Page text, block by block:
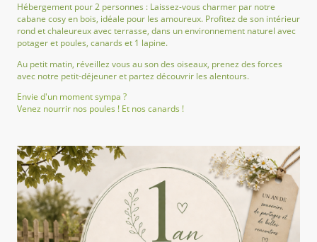
Hébergement pour 2 personnes : Laissez-vous charmer par notre
cabane cosy en bois, idéale pour les amoureux. Profitez de son intérieur
rond et chaleureux avec terrasse, dans un environnement naturel avec
potager et poules, canards et 1 lapine.
Au petit matin, réveillez vous au son des oiseaux, prenez des forces
avec notre petit-déjeuner et partez découvrir les alentours.
Envie d'un moment sympa ?
Venez nourrir nos poules ! Et nos canards !